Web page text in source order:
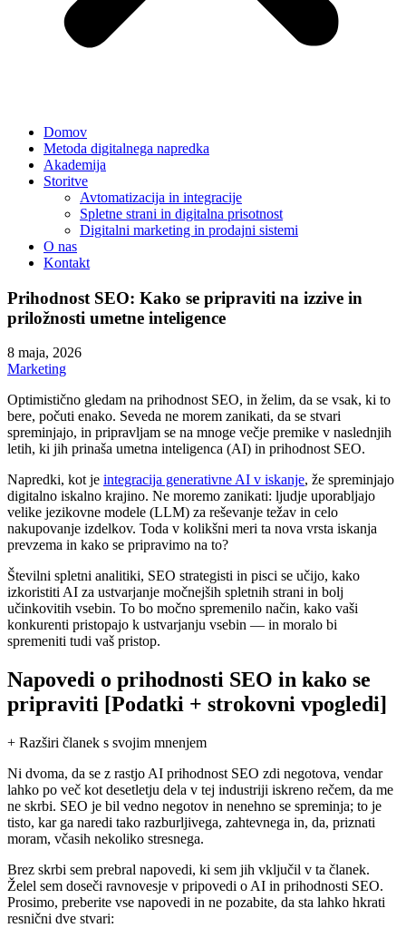
Domov
Metoda digitalnega napredka
Akademija
Storitve
Avtomatizacija in integracije
Spletne strani in digitalna prisotnost
Digitalni marketing in prodajni sistemi
O nas
Kontakt
Prihodnost SEO: Kako se pripraviti na izzive in
priložnosti umetne inteligence
8 maja, 2026
Marketing
Optimistično gledam na prihodnost SEO, in želim, da se vsak, ki to
bere, počuti enako. Seveda ne morem zanikati, da se stvari
spreminjajo, in pripravljam se na mnoge večje premike v naslednjih
letih, ki jih prinaša umetna inteligenca (AI) in prihodnost SEO.
Napredki, kot je integracija generativne AI v iskanje, že spreminjajo
digitalno iskalno krajino. Ne moremo zanikati: ljudje uporabljajo
velike jezikovne modele (LLM) za reševanje težav in celo
nakupovanje izdelkov. Toda v kolikšni meri ta nova vrsta iskanja
prevzema in kako se pripravimo na to?
Številni spletni analitiki, SEO strategisti in pisci se učijo, kako
izkoristiti AI za ustvarjanje močnejših spletnih strani in bolj
učinkovitih vsebin. To bo močno spremenilo način, kako vaši
konkurenti pristopajo k ustvarjanju vsebin — in moralo bi
spremeniti tudi vaš pristop.
Napovedi o prihodnosti SEO in kako se
pripraviti [Podatki + strokovni vpogledi]
+ Razširi članek s svojim mnenjem
Ni dvoma, da se z rastjo AI prihodnost SEO zdi negotova, vendar
lahko po več kot desetletju dela v tej industriji iskreno rečem, da me
ne skrbi. SEO je bil vedno negotov in nenehno se spreminja; to je
tisto, kar ga naredi tako razburljivega, zahtevnega in, da, priznati
moram, včasih nekoliko stresnega.
Brez skrbi sem prebral napovedi, ki sem jih vključil v ta članek.
Želel sem doseči ravnovesje v pripovedi o AI in prihodnosti SEO.
Prosimo, preberite vse napovedi in ne pozabite, da sta lahko hkrati
resnični dve stvari: